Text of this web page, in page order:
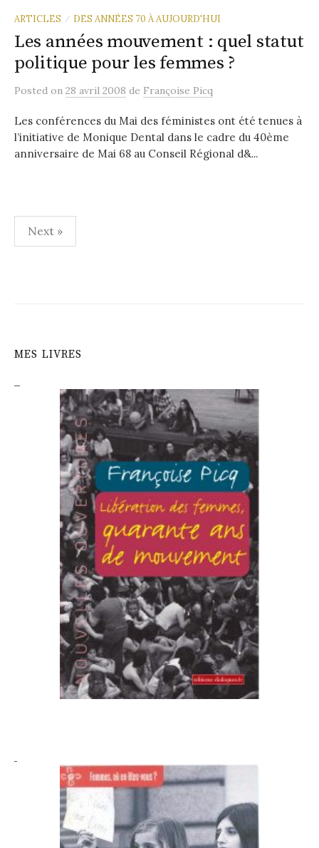
ARTICLES / DES ANNÉES 70 À AUJOURD'HUI
Les années mouvement : quel statut
politique pour les femmes ?
Posted on 28 avril 2008 de Françoise Picq
Les conférences du Mai des féministes ont été tenues à
l’initiative de Monique Dental dans le cadre du 40ème
anniversaire de Mai 68 au Conseil Régional d&...
Navigation
des
Next »
MES LIVRES